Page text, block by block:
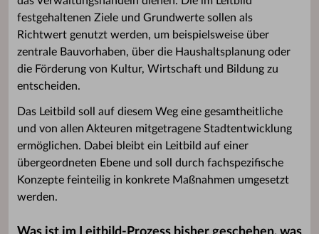
festgehaltenen Ziele und Grundwerte sollen als
Richtwert genutzt werden, um beispielsweise über
zentrale Bauvorhaben, über die Haushaltsplanung oder
die Förderung von Kultur, Wirtschaft und Bildung zu
entscheiden.
Das Leitbild soll auf diesem Weg eine gesamtheitliche
und von allen Akteuren mitgetragene Stadtentwicklung
ermöglichen. Dabei bleibt ein Leitbild auf einer
übergeordneten Ebene und soll durch fachspezifische
Konzepte feinteilig in konkrete Maßnahmen umgesetzt
werden.